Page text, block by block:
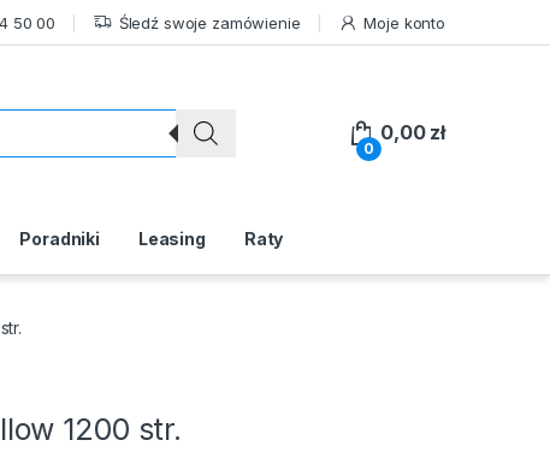
50 00 Śledź swoje zamówienie Moje konto
0
0,00 zł
Poradniki Leasing Raty
1200 str.